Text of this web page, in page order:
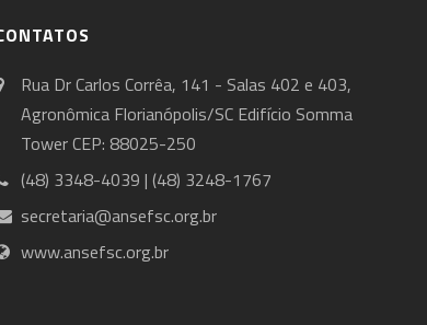
Rua Dr Carlos Corrêa, 141 - Salas 402 e 403,
Agronômica Florianópolis/SC Edifício Somma
Tower CEP: 88025-250
(48) 3348-4039 | (48) 3248-1767
secretaria@ansefsc.org.br
www.ansefsc.org.br